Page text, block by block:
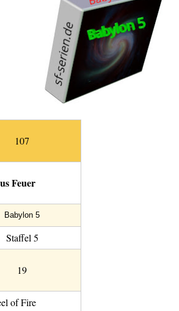
107
Feuer
Babylon 5
Staffel 5
19
of Fire